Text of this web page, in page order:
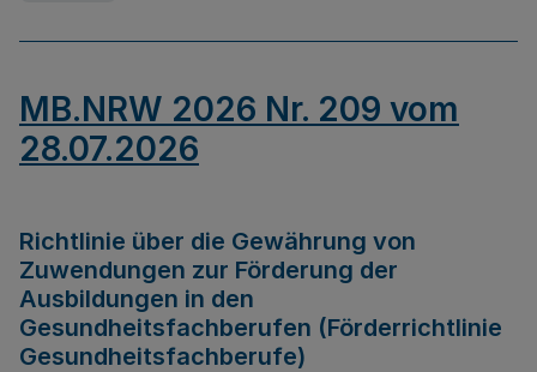
MB.NRW 2026 Nr. 209 vom
28.07.2026
Richtlinie über die Gewährung von
Zuwendungen zur Förderung der
Ausbildungen in den
Gesundheitsfachberufen (Förderrichtlinie
Gesundheitsfachberufe)